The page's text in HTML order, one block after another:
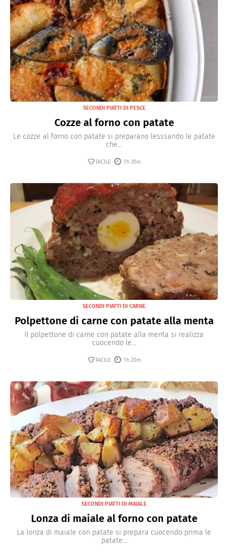
SECONDI PIATTI DI PESCE
Cozze al forno con patate
Le cozze al forno con patate si preparano lesssando le patate
che...
FACILE 1h 20m
SECONDI PIATTI DI CARNE
Polpettone di carne con patate alla menta
Il polpettone di carne con patate alla menta si realizza
cuocendo le...
FACILE 1h 20m
SECONDI PIATTI DI MAIALE
Lonza di maiale al forno con patate
La lonza di maiale con patate si prepara cuocendo prima le
patate...